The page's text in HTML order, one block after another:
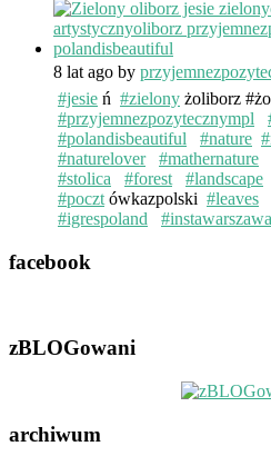
8 lat ago by
#jesie ń #zielony żoliborz
#przyjemnezpozytecznympl
#polandisbeautiful
#nature
#naturelover
#mathernature
#stolica
#forest #landscape
#poczt ówkazpolski #leaves
#igrespoland
#instawarszawa
facebook
zBLOGowani
archiwum